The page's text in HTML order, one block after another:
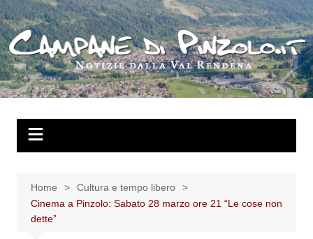
Salta
al
contenuto
Home
Cultura e tempo libero
Cinema a Pinzolo: Sabato 28 marzo ore 21 “Le cose non
dette”